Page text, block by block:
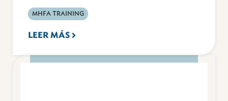
MHFA TRAINING
LEER MÁS